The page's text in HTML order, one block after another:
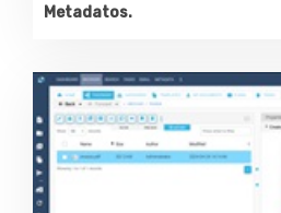
Metadatos.